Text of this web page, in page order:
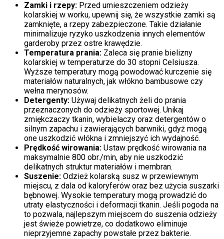
Zamki i rzepy: Przed umieszczeniem odzieży
kolarskiej w worku, upewnij się, że wszystkie zamki są
zamknięte, a rzepy zabezpieczone. Takie działanie
minimalizuje ryzyko uszkodzenia innych elementów
garderoby przez ostre krawędzie.
Temperatura prania: Zaleca się pranie bielizny
kolarskiej w temperaturze do 30 stopni Celsiusza.
Wyższe temperatury mogą powodować kurczenie się
materiałów naturalnych, jak włókno bambusowe czy
wełna merynosów.
Detergenty: Używaj delikatnych żeli do prania
przeznaczonych do odzieży sportowej. Unikaj
zmiękczaczy tkanin, wybielaczy oraz detergentów o
silnym zapachu i zawierających barwniki, gdyż mogą
one uszkodzić włókna i zmniejszyć ich wydajność.
Prędkość wirowania: Ustaw prędkość wirowania na
maksymalnie 800 obr./min, aby nie uszkodzić
delikatnych struktur materiałów i membran.
Suszenie: Odzież kolarską susz w przewiewnym
miejscu, z dala od kaloryferów oraz bez użycia suszarki
bębnowej. Wysokie temperatury mogą prowadzić do
utraty elastyczności i deformacji tkanin. Jeśli pogoda na
to pozwala, najlepszym miejscem do suszenia odzieży
jest świeże powietrze, co dodatkowo eliminuje
nieprzyjemne zapachy powstałe przez bakterie.